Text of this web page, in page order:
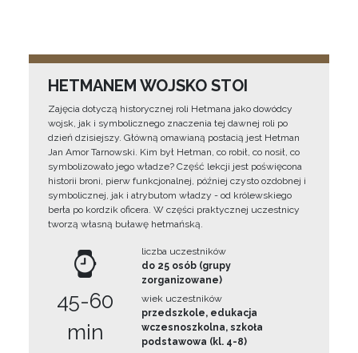
HETMANEM WOJSKO STOI
Zajęcia dotyczą historycznej roli Hetmana jako dowódcy
wojsk, jak i symbolicznego znaczenia tej dawnej roli po
dzień dzisiejszy. Główną omawianą postacią jest Hetman
Jan Amor Tarnowski. Kim był Hetman, co robił, co nosił, co
symbolizowało jego władze? Część lekcji jest poświęcona
historii broni, pierw funkcjonalnej, później czysto ozdobnej i
symbolicznej, jak i atrybutom władzy - od królewskiego
berła po kordzik oficera. W części praktycznej uczestnicy
tworzą własną buławę hetmańską.
45-60
min
liczba uczestników
do 25 osób (grupy
zorganizowane)
wiek uczestników
przedszkole, edukacja
wczesnoszkolna, szkoła
podstawowa (kl. 4-8)